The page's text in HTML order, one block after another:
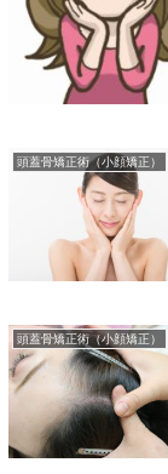
頭蓋骨矯正術（小顔矯正）
頭蓋骨矯正術（小顔矯正）